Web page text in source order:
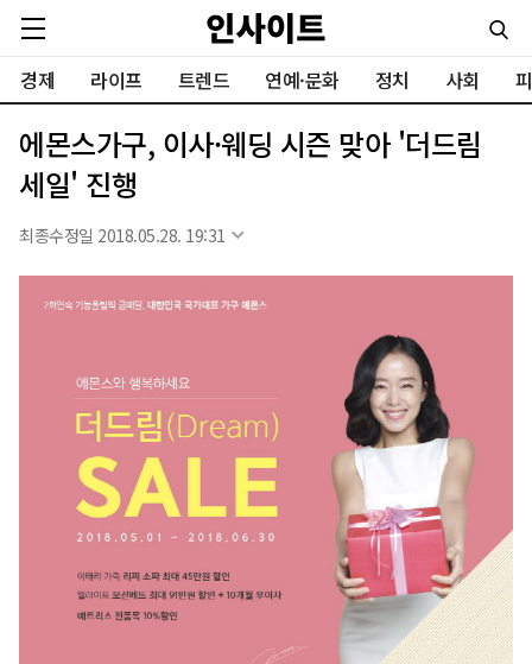
경제 라이프 트렌드 연예·문화 정치 사회
에몬스가구, 이사·웨딩 시즌 맞아 '더드림
세일' 진행
최종수정일 2018.05.28. 19:31